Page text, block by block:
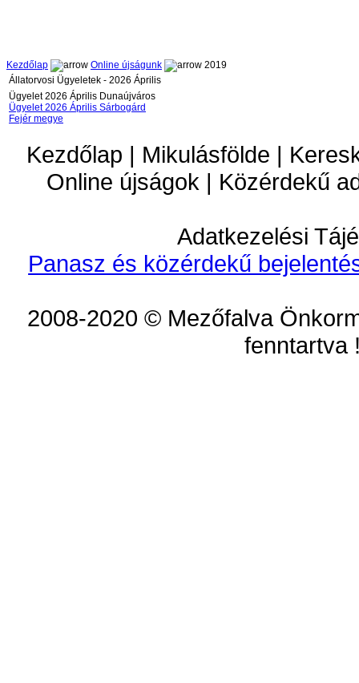
Kezdőlap Online újságunk
2019
Állatorvosi Ügyeletek - 2026 Április
Ügyelet 2026 Április Dunaújváros
Ügyelet 2026 Április Sárbogárd
Fejér megye
Kezdőlap | Mikulásfölde |
Online újságok | Közérdekű
Adatkezelési
Panasz és közérdekű
2008-2020 © Mezőfalva
fenntartva